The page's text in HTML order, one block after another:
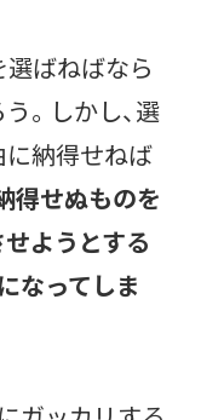
選ばねばなら
。しかし、選
納得せねば
得せぬものを
ようとする
なってしま